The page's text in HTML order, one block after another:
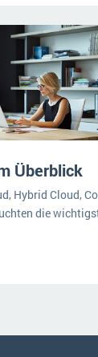
Überblick
Hybrid Cloud,
die